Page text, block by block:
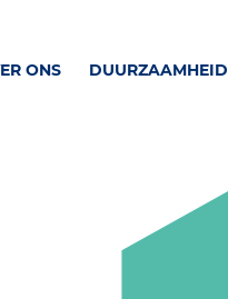
ONS DUURZAAMHEID